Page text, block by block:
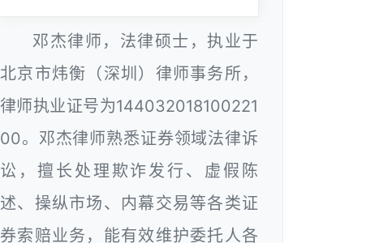
邓杰律师，法律硕士，执业于
北京市炜衡（深圳）律师事务所，
律师执业证号为144032018100221
00。邓杰律师熟悉证券领域法律诉
讼，擅长处理欺诈发行、虚假陈
述、操纵市场、内幕交易等各类证
券索赔业务，能有效维护委托人各